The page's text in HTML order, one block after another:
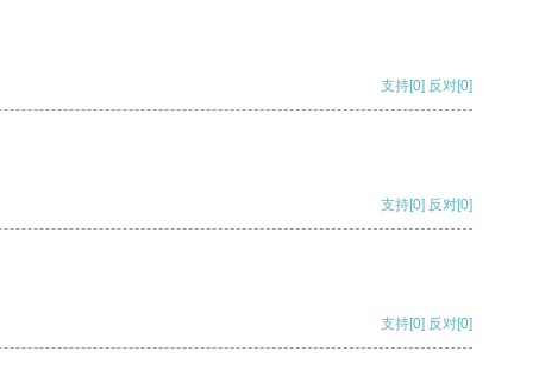
支持[0] 反对[0]
支持[0] 反对[0]
支持[0] 反对[0]